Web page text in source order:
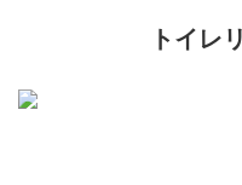
トイレ